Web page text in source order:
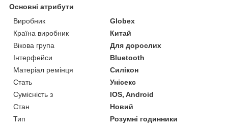
Основні атрибути
Виробник
Globex
Країна виробник
Китай
Вікова група
Для дорослих
Інтерфейси
Bluetooth
Матеріал ремінця
Силікон
Стать
Унісекс
Сумісність з
IOS, Android
Стан
Новий
Тип
Розумні годинники